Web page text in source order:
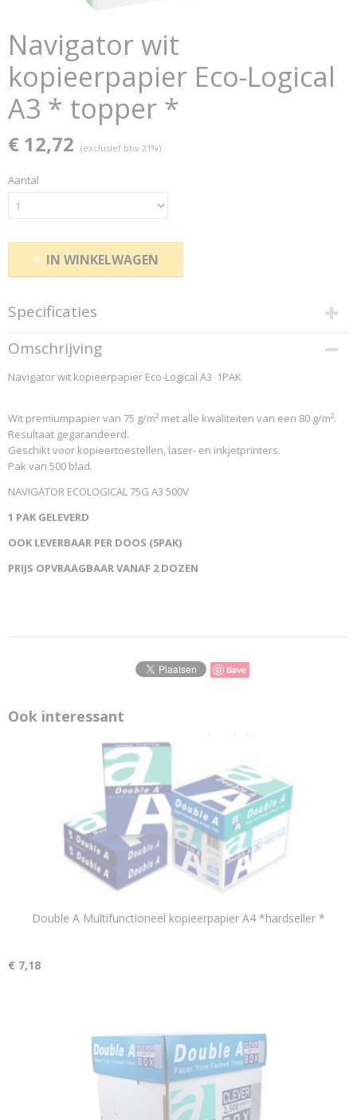
Navigator wit
kopieerpapier Eco-Logical
A3 * topper *
€ 12,72 (exclusief btw 21%)
Aantal
IN WINKELWAGEN
Specificaties
Productcode
NAV0753
EAN code
Productcode leverancier
...Navigator-Pag.: 156
Omschrijving
Navigator wit kopieerpapier Eco-Logical A3 1PAK
Wit premiumpapier van 75 g/m² met alle kwaliteiten van een 80 g/m².
Resultaat gegarandeerd.
Geschikt voor kopieertoestellen, laser- en inkjetprinters.
Pak van 500 blad.
NAVIGATOR ECOLOGICAL 75G A3 500V
1 PAK GELEVERD
OOK LEVERBAAR PER DOOS (5PAK)
PRIJS OPVRAAGBAAR VANAF 2 DOZEN
Save
Ook interessant
Double A Multifunctioneel kopieerpapier A4 *hardseller *
€ 7,18